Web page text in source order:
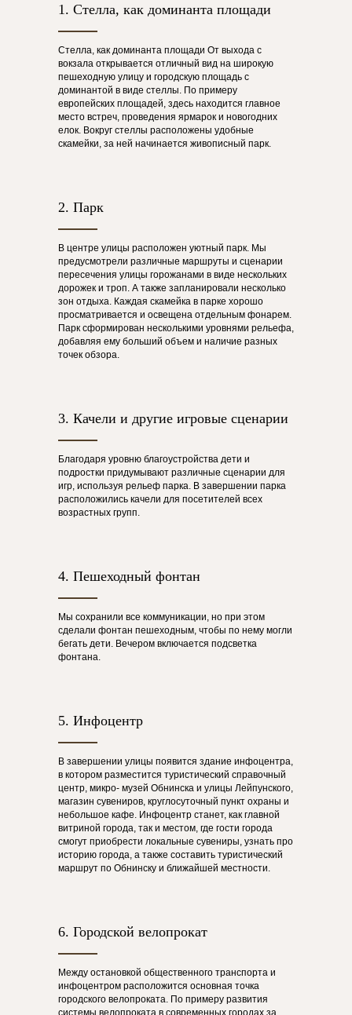
1. Стелла, как доминанта площади
Стелла, как доминанта площади От выхода с
вокзала открывается отличный вид на широкую
пешеходную улицу и городскую площадь с
доминантой в виде стеллы. По примеру
европейских площадей, здесь находится главное
место встреч, проведения ярмарок и новогодних
елок. Вокруг стеллы расположены удобные
скамейки, за ней начинается живописный парк.
2. Парк
В центре улицы расположен уютный парк. Мы
предусмотрели различные маршруты и сценарии
пересечения улицы горожанами в виде нескольких
дорожек и троп. А также запланировали несколько
зон отдыха. Каждая скамейка в парке хорошо
просматривается и освещена отдельным фонарем.
Парк сформирован несколькими уровнями рельефа,
добавляя ему больший объем и наличие разных
точек обзора.
3. Качели и другие игровые сценарии
Благодаря уровню благоустройства дети и
подростки придумывают различные сценарии для
игр, используя рельеф парка. В завершении парка
расположились качели для посетителей всех
возрастных групп.
4. Пешеходный фонтан
Мы сохранили все коммуникации, но при этом
сделали фонтан пешеходным, чтобы по нему могли
бегать дети. Вечером включается подсветка
фонтана.
5. Инфоцентр
В завершении улицы появится здание инфоцентра,
в котором разместится туристический справочный
центр, микро- музей Обнинска и улицы Лейпунского,
магазин сувениров, круглосуточный пункт охраны и
небольшое кафе. Инфоцентр станет, как главной
витриной города, так и местом, где гости города
смогут приобрести локальные сувениры, узнать про
историю города, а также составить туристический
маршрут по Обнинску и ближайшей местности.
6. Городской велопрокат
Между остановкой общественного транспорта и
инфоцентром расположится основная точка
городского велопроката. По примеру развития